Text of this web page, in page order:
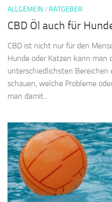
ALLGEMEIN/ RATGEBER
CBD Öl auch für
CBD ist nicht nur für den
Hunde oder Katzen kann man
unterschiedlichsten
schauen, welche Probleme
man damit...